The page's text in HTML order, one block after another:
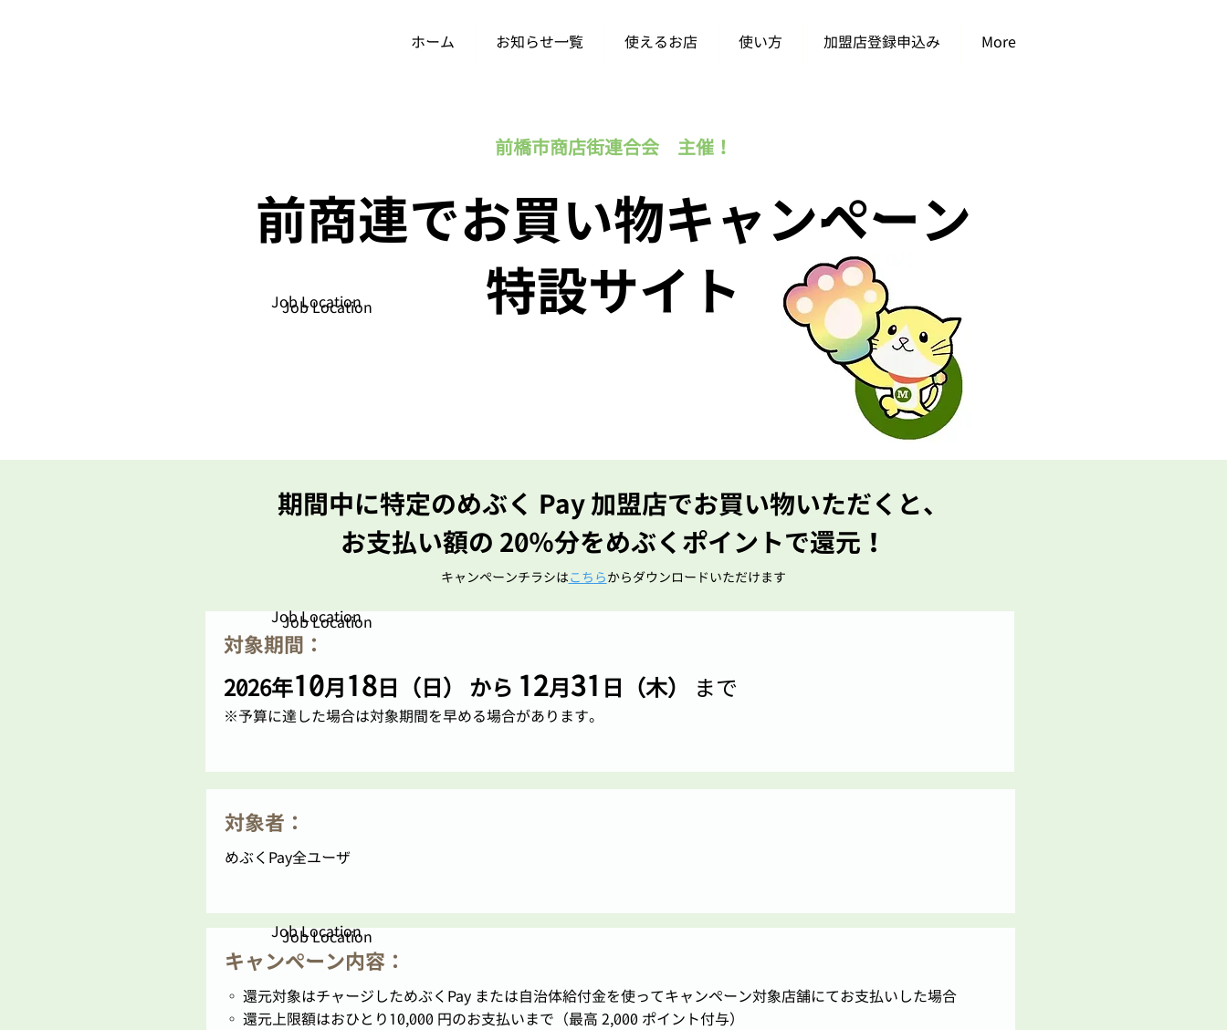
ホーム お知らせ一覧 使えるお店 使い方 加盟店登録申込み More
前橋市商店街連合会 主催！
前商連でお買い物キャンペーン
​特設サイト
期間中に特定のめぶく Pay 加盟店でお買い物いただくと、
お支払い額の 20％分をめぶくポイントで還元！
​キャンペーンチラシはこちらからダウンロードいただけます
​対象期間：
2026年10月18日（日） から 12月31 日（木） まで
※予算に達した場合は対象期間を早める場合があります。
対象者：
めぶくPay全ユーザ
キャンペーン内容：
◦ 還元対象はチャージしためぶくPay または自治体給付金を使ってキャンペーン対象店舗にてお支払いした場合
◦ 還元上限額はおひとり10,000 円のお支払いまで（最高 2,000 ポイント付与）
Job Location
Job Location
Job Location
Job Location
Job Location
Job Location